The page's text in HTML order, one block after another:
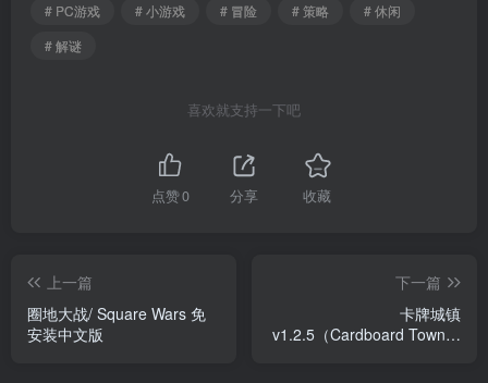
# PC游戏
# 小游戏 # 冒险 # 策略
# 休闲
# 解谜
喜欢就支持一下吧
点赞0 分享 收藏
上一篇
圈地大战/ Square Wars 免
安装中文版
下一篇
卡牌城镇
v1.2.5（Cardboard Town）